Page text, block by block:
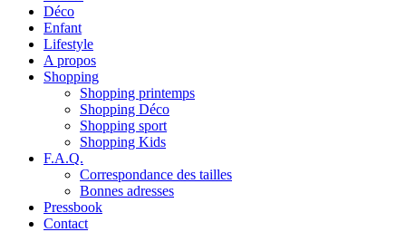
Déco
Enfant
Lifestyle
A propos
Shopping
Shopping printemps
Shopping Déco
Shopping sport
Shopping Kids
F.A.Q.
Correspondance des tailles
Bonnes adresses
Pressbook
Contact